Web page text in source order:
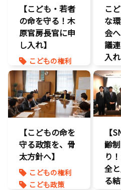
命を守る
子育て支援拡
充
孤独孤立対策
将来不安
自民党
【こども・若者
の命を守る！木
原官房長官に申
し入れ】
こどもの権利
こども政策
命を守る
孤独孤立対策
こ
な
会
議
入れ
【こどもの命を
守る政策を、骨
太方針へ】
こどもの権利
こども政策
【
齢
り
全
る